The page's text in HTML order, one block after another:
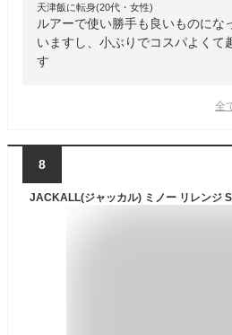
天津飯に転身(20代・女性)
ルアーで使い勝手も良いものにな
いますし、小ぶりでコスパよくて
す
全
8